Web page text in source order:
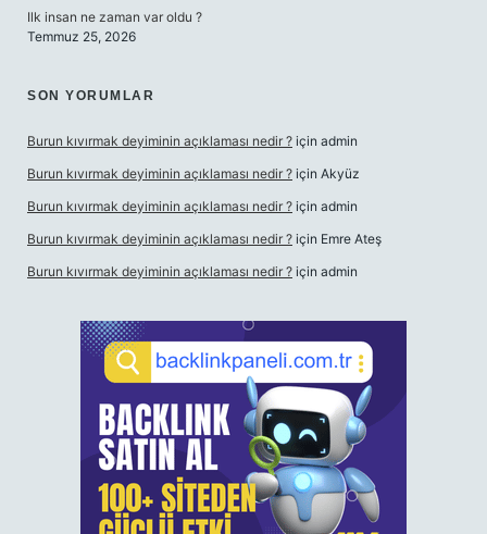
Ilk insan ne zaman var oldu ?
Temmuz 25, 2026
SON YORUMLAR
Burun kıvırmak deyiminin açıklaması nedir ? için admin
Burun kıvırmak deyiminin açıklaması nedir ? için Akyüz
Burun kıvırmak deyiminin açıklaması nedir ? için admin
Burun kıvırmak deyiminin açıklaması nedir ? için Emre Ateş
Burun kıvırmak deyiminin açıklaması nedir ? için admin